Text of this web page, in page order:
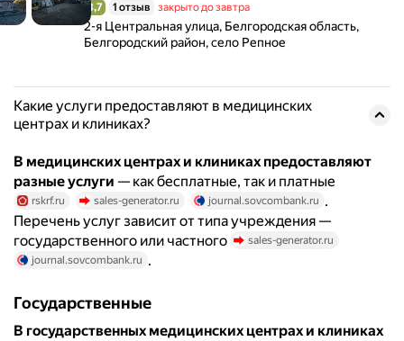
Рейтинг 3,7 из 5
3,7 1 отзыв закрыто до завтра
Адрес: 2-я Центральная улица, Белгородская
2-я Центральная улица, Белгородская область,
Белгородский район, село Репное
Какие услуги предоставляют в медицинских
центрах и клиниках?
В медицинских центрах и клиниках предоставляют
разные услуги — как бесплатные, так и платные
rskrf.ru sales-generator.ru journal.sovcombank.ru .
Перечень услуг зависит от типа учреждения —
государственного или частного
sales-generator.ru
journal.sovcombank.ru .
Государственные
В государственных медицинских центрах и клиниках